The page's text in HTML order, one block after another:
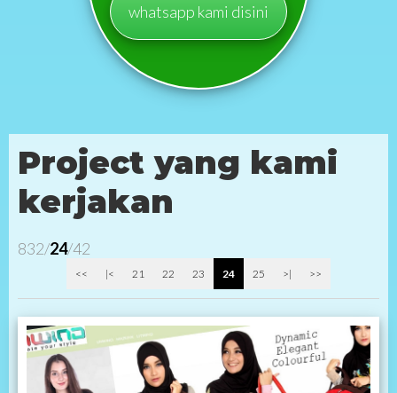
whatsapp kami disini
Project yang kami
kerjakan
832/24/42
<< |< 21 22 23 24 25 >| >>